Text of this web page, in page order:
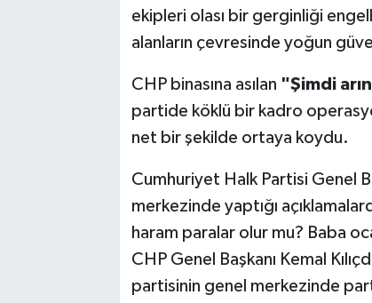
ekipleri olası bir gerginliği
alanların çevresinde yoğun
CHP binasına asılan "Şimdi
partide köklü bir kadro
net bir şekilde ortaya koydu.
Cumhuriyet Halk Partisi Genel
merkezinde yaptığı
haram paralar olur mu? Baba
CHP Genel Başkanı Kemal
partisinin genel merkezinde